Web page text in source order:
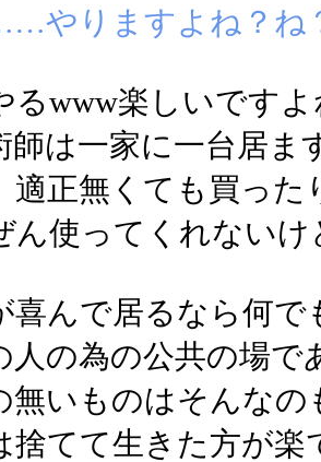
やりますよね？ね
るwww楽しいですよ
師は一家に一台居
適正無くても買った
ん使ってくれないけ
喜んで居るなら何で
人の為の公共の場で
無いものはそんな
捨てて生きた方が楽